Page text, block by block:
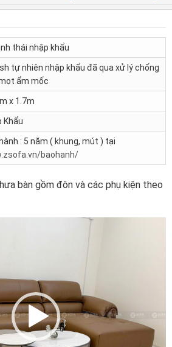
thái nhập khẩu
tự nhiên nhập khẩu đã qua xử lý chống
ẩm mốc
x 1.7m
Khẩu
: 5 năm ( khung, mút ) tại
baohanh/
bàn gồm đôn và các phụ kiện theo